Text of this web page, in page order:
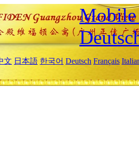
Mobile
文 日本語 한국어 Deutsch Français